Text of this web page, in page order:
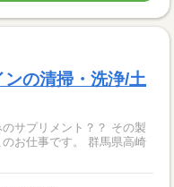
ンの清掃・洗浄/土
サプリメント？？ その製
お仕事です。 群馬県高崎